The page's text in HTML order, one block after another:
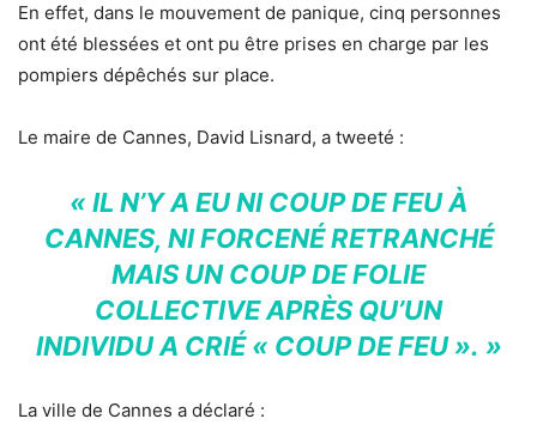
En effet, dans le mouvement de panique, cinq personnes
ont été blessées et ont pu être prises en charge par les
pompiers dépêchés sur place.
Le maire de Cannes, David Lisnard, a tweeté :
« IL N’Y A EU NI COUP DE FEU À
CANNES, NI FORCENÉ RETRANCHÉ
MAIS UN COUP DE FOLIE
COLLECTIVE APRÈS QU’UN
INDIVIDU A CRIÉ « COUP DE FEU ». »
La ville de Cannes a déclaré :